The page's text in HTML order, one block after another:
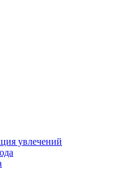
увлечений